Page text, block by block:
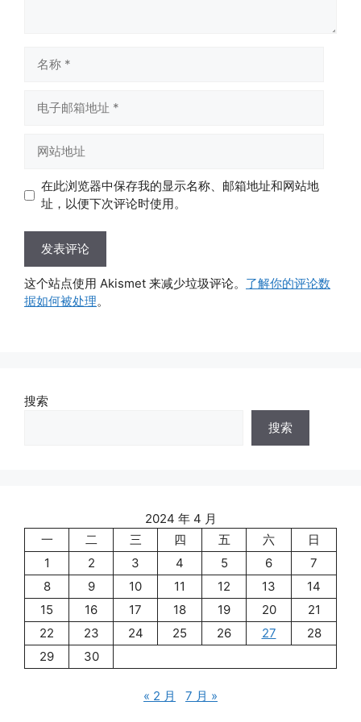
址
址
在此浏览器中保存我的显示名称、邮箱地址和网站地
址，以便下次评论时使用。
这个站点使用 Akismet 来减少垃圾评论。 了解你的评论数
据如何被处理。
搜索
搜索
2024 年 4 月
一
二 三 四 五 六
日
1
2 3 4 5 6
7
8
9 10 11 12 13
14
15
16 17 18 19 20
21
22
23 24 25 26 27
28
29
30
« 2 月 7 月 »